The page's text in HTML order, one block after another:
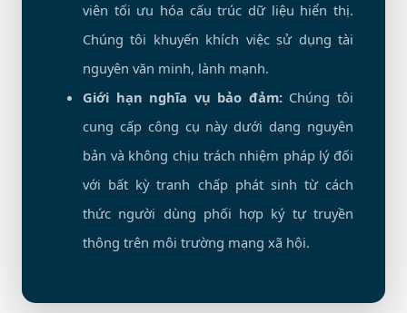
viên tối ưu hóa cấu trúc dữ liệu hiển thị.
Chúng tôi khuyến khích việc sử dụng tài
nguyên văn minh, lành mạnh.
Giới hạn nghĩa vụ bảo đảm:Chúng tôi
cung cấp công cụ này dưới dạng nguyên
bản và không chịu trách nhiệm pháp lý đối
với bất kỳ tranh chấp phát sinh từ cách
thức người dùng phối hợp ký tự truyền
thông trên môi trường mạng xã hội.